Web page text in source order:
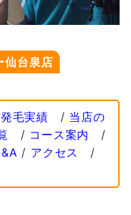
仙台泉店
毛実績 / 当店の
/ コース案内
/
/ アクセス
/